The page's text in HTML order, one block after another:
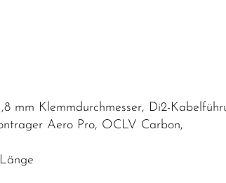
mm Klemmdurchmesser, Di2-
Aero Pro, OCLV Carbon,